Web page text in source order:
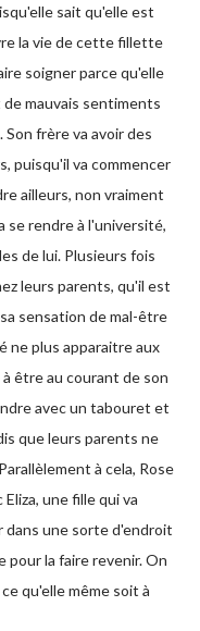
sait qu'elle est
la vie de cette fillette
soigner parce qu'elle
mauvais sentiments
Son frère va avoir des
puisqu'il va commencer
ailleurs, non vraiment
se rendre à l'université,
de lui. Plusieurs fois
leurs parents, qu'il est
sensation de mal-être
plus apparaitre aux
être au courant de son
avec un tabouret et
que leurs parents ne
à cela, Rose
une fille qui va
dans une sorte d'endroit
pour la faire revenir. On
qu'elle même soit à